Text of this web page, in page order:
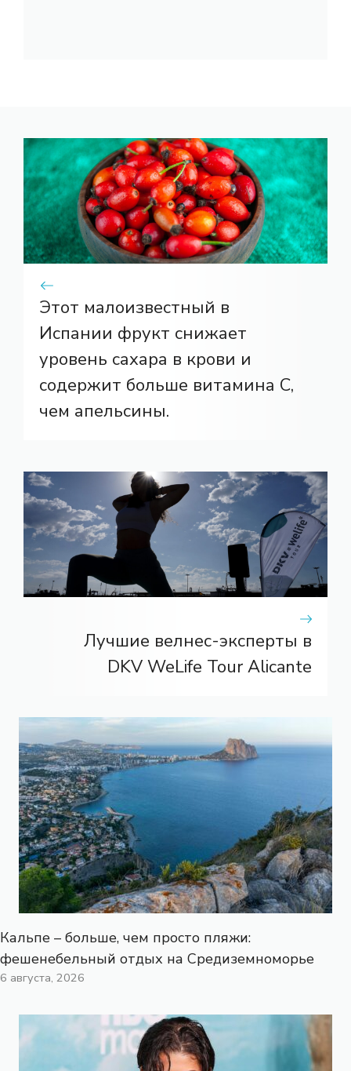
Этот малоизвестный в
Испании фрукт снижает
уровень сахара в крови и
содержит больше витамина С,
чем апельсины.
Лучшие велнес-эксперты в
DKV WeLife Tour Alicante
Кальпе – больше, чем просто пляжи:
фешенебельный отдых на Средиземноморье
6 августа, 2026